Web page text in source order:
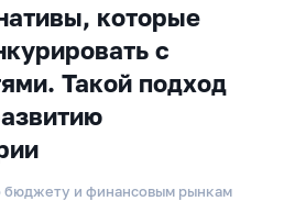
которые
с
Такой подход
бюджету и финансовым рынкам